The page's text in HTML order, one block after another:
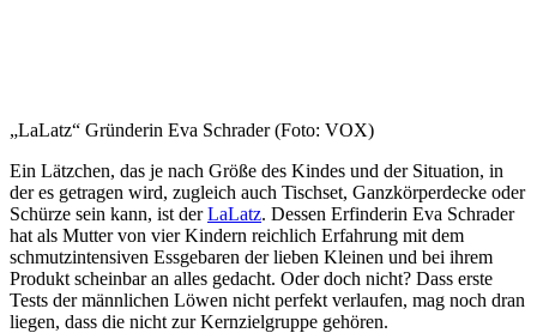
„LaLatz“ Gründerin Eva Schrader (Foto: VOX)
Ein Lätzchen, das je nach Größe des Kindes und der Situation, in
der es getragen wird, zugleich auch Tischset, Ganzkörperdecke oder
Schürze sein kann, ist derLaLatz. Dessen Erfinderin Eva Schrader
hat als Mutter von vier Kindern reichlich Erfahrung mit dem
schmutzintensiven Essgebaren der lieben Kleinen und bei ihrem
Produkt scheinbar an alles gedacht. Oder doch nicht? Dass erste
Tests der männlichen Löwen nicht perfekt verlaufen, mag noch dran
liegen, dass die nicht zur Kernzielgruppe gehören.